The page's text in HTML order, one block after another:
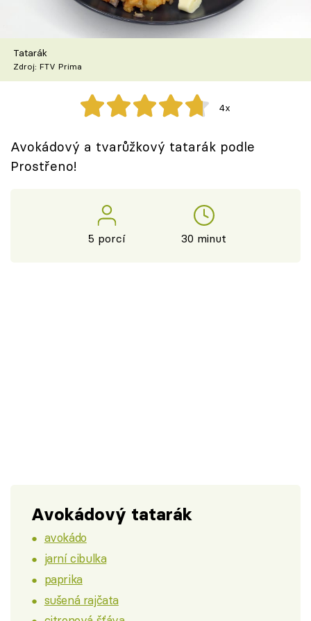
Škola vaření
Recepty z TV
Speciál: Cuketa
Těhotnej kuchař
Sledujte prima+
Tatarák
Zdroj: FTV Prima
4x
Avokádový a tvarůžkový tatarák podle
Prostřeno!
5 porcí 30 minut
Avokádový tatarák
avokádo
jarní cibulka
paprika
sušená rajčata